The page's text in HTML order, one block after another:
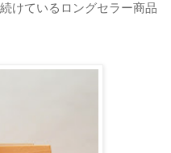
けているロングセラー商品